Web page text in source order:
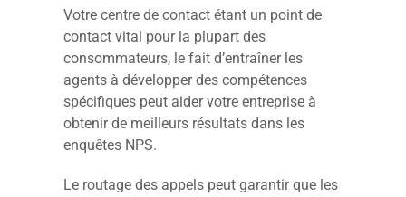
Votre centre de contact étant un point de
contact vital pour la plupart des
consommateurs, le fait d’entraîner les
agents à développer des compétences
spécifiques peut aider votre entreprise à
obtenir de meilleurs résultats dans les
enquêtes NPS.
Le routage des appels peut garantir que les